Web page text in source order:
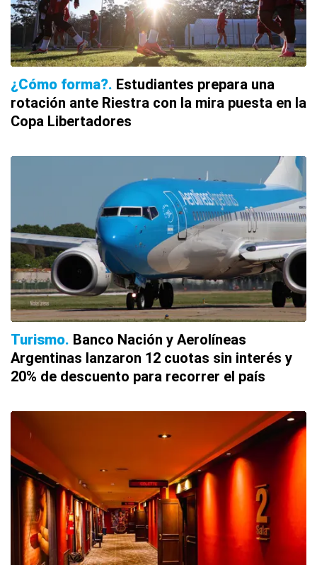
¿Cómo forma? Estudiantes prepara una
rotación ante Riestra con la mira puesta en la
Copa Libertadores
Turismo Banco Nación y Aerolíneas
Argentinas lanzaron 12 cuotas sin interés y
20% de descuento para recorrer el país